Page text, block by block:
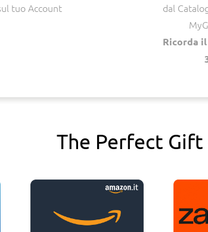
tuo Account
dal
Ricorda
The Perfect